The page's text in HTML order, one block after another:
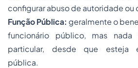
configurarabuso de autoridade ou
Função Pública: geralmente o
funcionário público, mas
particular, desde que esteja
pública.